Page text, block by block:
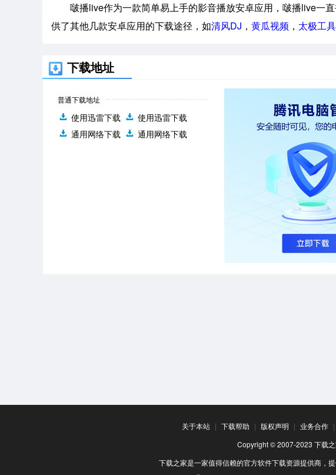
啵播live作为一款简单易上手的影音播放安卓应用，啵播live一直
供了其他几款安卓应用的下载途径，如清风DJ ， 黄瓜视频 ， 太极工
下载地址
普通下载地址
使用迅雷下载
使用迅雷下载
通用网络下载
通用网络下载
关于本站 | 下载帮助 | 版权声明 | 业务合作 |
Copyright © 2007-2023 下载
下载之家是一家值得信赖的官方软件下载资源提供商，